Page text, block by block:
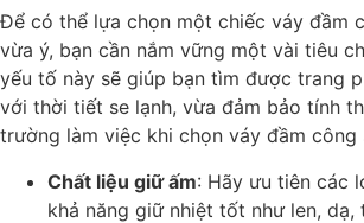
Để có thể lựa chọn một chiếc váy đầm
vừa ý, bạn cần nắm vững một vài tiêu
yếu tố này sẽ giúp bạn tìm được trang
với thời tiết se lạnh, vừa đảm bảo tính
trường làm việc khi chọn váy đầm công
Chất liệu giữ ấm: Hãy ưu tiên các
khả năng giữ nhiệt tốt như len, dạ,